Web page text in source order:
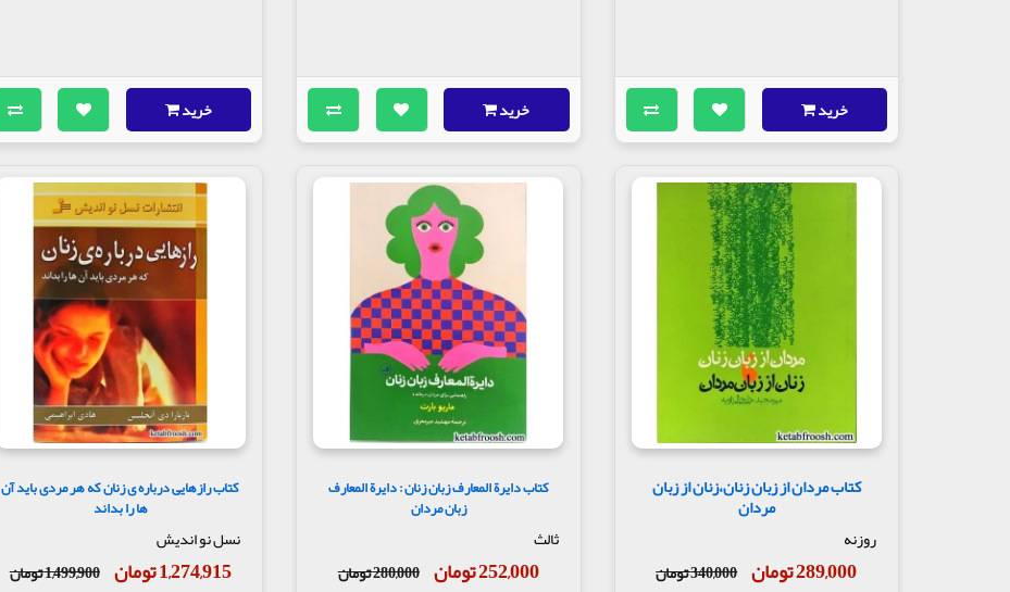
خرید خرید خرید
کتاب مردان از زبان زنان،زنان از زبان
مردان
روزنه
289,000 تومان 340,000 تومان
کتاب دایرة المعارف زبان زنان : دایرة المعارف
زبان مردان
ثالث
252,000 تومان 280,000 تومان
کتاب رازهایی درباره ی زنان که هر مردی باید آن
ها را بداند
نسل نو اندیش
1,274,915 تومان 1,499,900 تومان